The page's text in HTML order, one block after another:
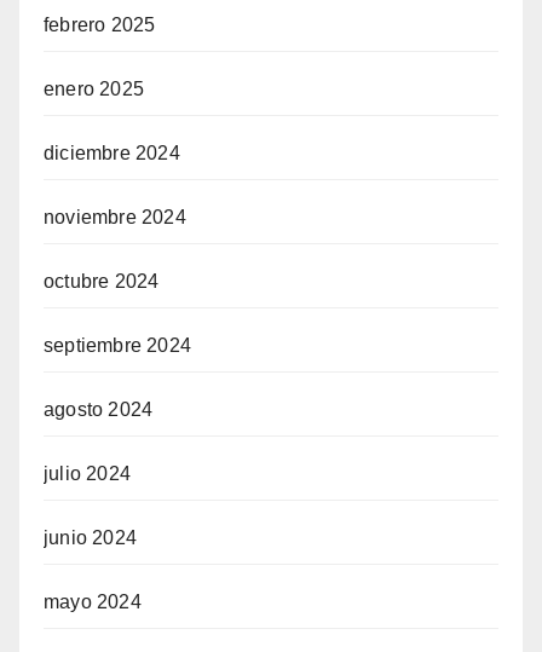
febrero 2025
enero 2025
diciembre 2024
noviembre 2024
octubre 2024
septiembre 2024
agosto 2024
julio 2024
junio 2024
mayo 2024